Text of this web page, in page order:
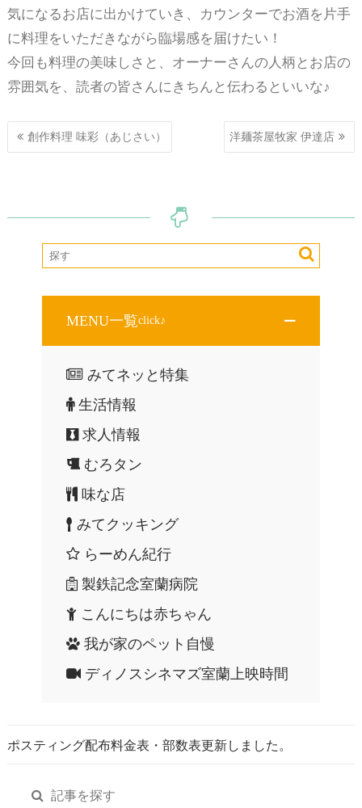
気になるお店に出かけていき、カウンターでお酒を片手
に料理をいただきながら臨場感を届けたい！
今回も料理の美味しさと、オーナーさんの人柄とお店の
雰囲気を、読者の皆さんにきちんと伝わるといいな♪
投
ー
創作料理 味彩（あじさい） 洋麺茶屋牧家 伊達店
MENU一覧click♪
みてネッと特集
生活情報
求人情報
むろタン
味な店
みてクッキング
らーめん紀行
製鉄記念室蘭病院
こんにちは赤ちゃん
我が家のペット自慢
ディノスシネマズ室蘭上映時間
ポスティング配布料金表・部数表更新しました。
記事を探す